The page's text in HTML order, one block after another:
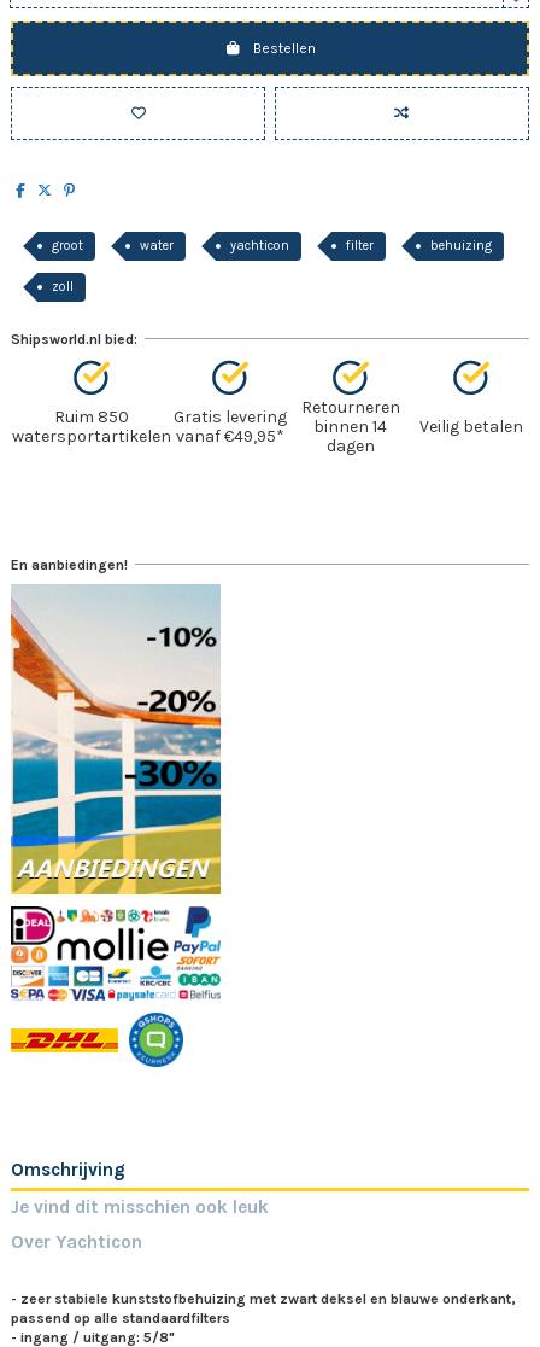
Bestellen
groot water yachticon filter behuizing
zoll
Shipsworld.nl bied:
Ruim 850
watersportartikelen
Gratis levering
vanaf €49,95*
Retourneren
binnen 14
dagen
Veilig betalen
En aanbiedingen!
Omschrijving
Je vind dit misschien ook leuk
Over Yachticon
- zeer stabiele kunststofbehuizing met zwart deksel en blauwe onderkant,
passend op alle standaardfilters
- ingang / uitgang: 5/8"